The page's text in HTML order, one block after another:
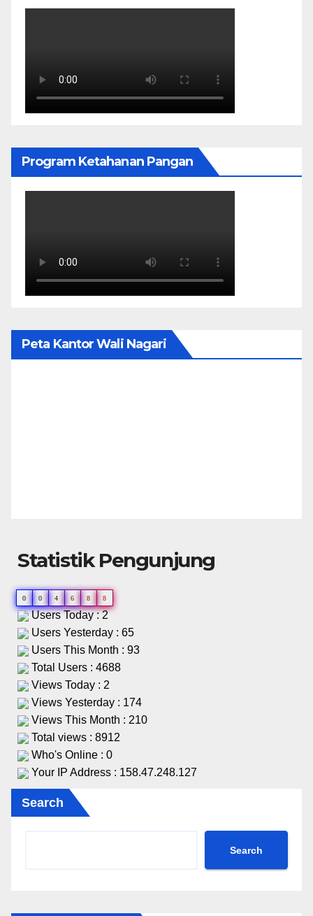
Program Ketahanan Pangan
Peta Kantor Wali Nagari
Statistik Pengunjung
0 0 4 6 8 8
Users Today : 2
Users Yesterday : 65
Users This Month : 93
Total Users : 4688
Views Today : 2
Views Yesterday : 174
Views This Month : 210
Total views : 8912
Who's Online : 0
Your IP Address : 158.47.248.127
Search
Search